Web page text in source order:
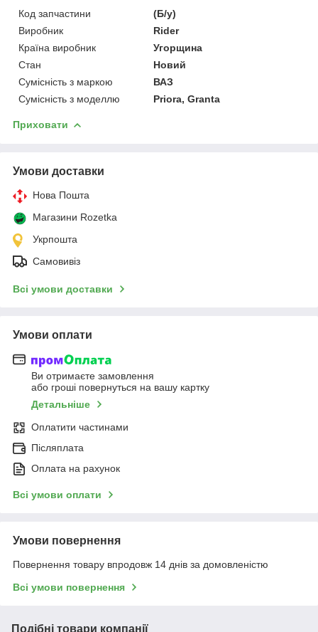
Код запчастини
(Б/у)
Виробник
Rider
Країна виробник
Угорщина
Стан
Новий
Сумісність з маркою
ВАЗ
Сумісність з моделлю
Priora, Granta
Приховати
Умови доставки
Нова Пошта
Магазини Rozetka
Укрпошта
Самовивіз
Всі умови доставки
Умови оплати
Ви отримаєте замовлення
або гроші повернуться на вашу картку
Детальніше
Оплатити частинами
Післяплата
Оплата на рахунок
Всі умови оплати
Умови повернення
Повернення товару впродовж 14 днів за домовленістю
Всі умови повернення
Подібні товари компанії